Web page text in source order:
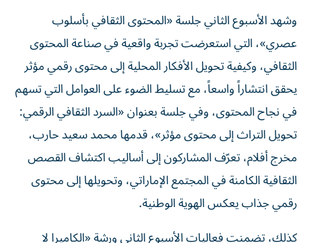
وشهد الأسبوع الثاني جلسة «المحتوى الثقافي بأسلوب
عصري»، التي استعرضت تجربة واقعية في صناعة المحتوى
الثقافي، وكيفية تحويل الأفكار المحلية إلى محتوى رقمي مؤثر
يحقق انتشاراً واسعاً، مع تسليط الضوء على العوامل التي تسهم
في نجاح المحتوى، وفي جلسة بعنوان «السرد الثقافي الرقمي:
تحويل التراث إلى محتوى مؤثر»، قدمها محمد سعيد حارب،
مخرج أفلام، تعرّف المشاركون إلى أساليب اكتشاف القصص
الثقافية الكامنة في المجتمع الإماراتي، وتحويلها إلى محتوى
رقمي جذاب يعكس الهوية الوطنية.